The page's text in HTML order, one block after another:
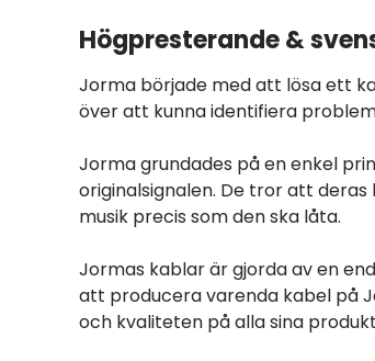
Högpresterande &
Jorma började med att lösa ett
över att kunna identifiera
Jorma grundades på en enkel
originalsignalen. De tror att
musik precis som den ska låta.
Jormas kablar är gjorda av en
att producera varenda kabel på
och kvaliteten på alla sina